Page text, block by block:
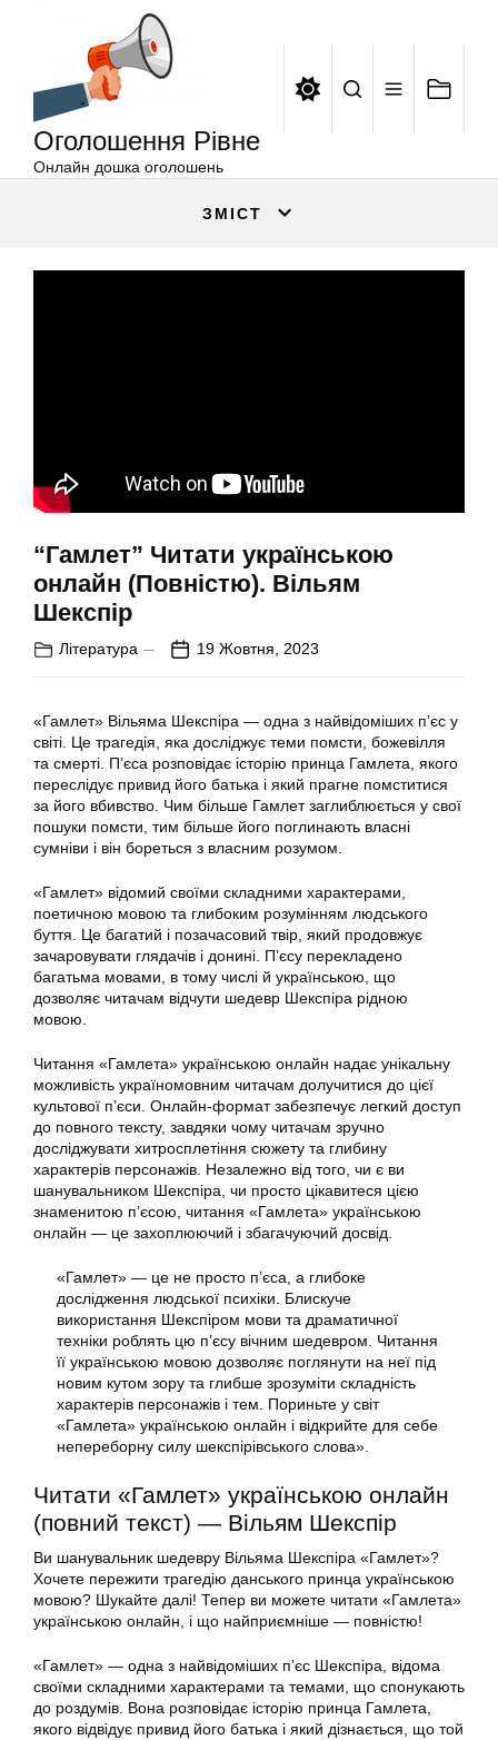
Оголошення Рівне
Онлайн дошка оголошень
ЗМІСТ
“Гамлет” Читати українською
онлайн (Повністю). Вільям
Шекспір
Література 19 Жовтня, 2023
«Гамлет» Вільяма Шекспіра — одна з найвідоміших п’єс у
світі. Це трагедія, яка досліджує теми помсти, божевілля
та смерті. П’єса розповідає історію принца Гамлета, якого
переслідує привид його батька і який прагне помститися
за його вбивство. Чим більше Гамлет заглиблюється у свої
пошуки помсти, тим більше його поглинають власні
сумніви і він бореться з власним розумом.
«Гамлет» відомий своїми складними характерами,
поетичною мовою та глибоким розумінням людського
буття. Це багатий і позачасовий твір, який продовжує
зачаровувати глядачів і донині. П’єсу перекладено
багатьма мовами, в тому числі й українською, що
дозволяє читачам відчути шедевр Шекспіра рідною
мовою.
Читання «Гамлета» українською онлайн надає унікальну
можливість україномовним читачам долучитися до цієї
культової п’єси. Онлайн-формат забезпечує легкий доступ
до повного тексту, завдяки чому читачам зручно
досліджувати хитросплетіння сюжету та глибину
характерів персонажів. Незалежно від того, чи є ви
шанувальником Шекспіра, чи просто цікавитеся цією
знаменитою п’єсою, читання «Гамлета» українською
онлайн — це захоплюючий і збагачуючий досвід.
«Гамлет» — це не просто п’єса, а глибоке
дослідження людської психіки. Блискуче
використання Шекспіром мови та драматичної
техніки роблять цю п’єсу вічним шедевром. Читання
її українською мовою дозволяє поглянути на неї під
новим кутом зору та глибше зрозуміти складність
характерів персонажів і тем. Пориньте у світ
«Гамлета» українською онлайн і відкрийте для себе
непереборну силу шекспірівського слова».
Читати «Гамлет» українською онлайн
(повний текст) — Вільям Шекспір
Ви шанувальник шедевру Вільяма Шекспіра «Гамлет»?
Хочете пережити трагедію данського принца українською
мовою? Шукайте далі! Тепер ви можете читати «Гамлета»
українською онлайн, і що найприємніше — повністю!
«Гамлет» — одна з найвідоміших п’єс Шекспіра, відома
своїми складними характерами та темами, що спонукають
до роздумів. Вона розповідає історію принца Гамлета,
якого відвідує привид його батька і який дізнається, що той